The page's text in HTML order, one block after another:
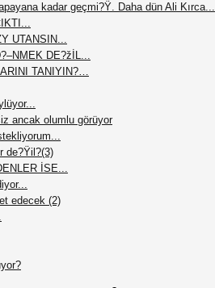
kadar geçmi?Ÿ. Daha dün Ali Kırca...
UTANSIN...
DE?žİL...
TANIYIN?…
ancak olumlu görüyor
de?Ÿil?(3)
İSE...
edecek (2)